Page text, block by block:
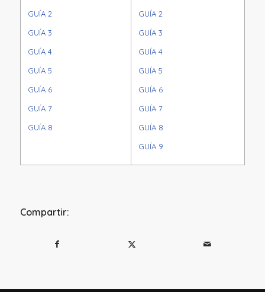
GUÍA 2
GUÍA 3
GUÍA 4
GUÍA 5
GUÍA 6
GUÍA 7
GUÍA 8
GUÍA 2
GUÍA 3
GUÍA 4
GUÍA 5
GUÍA 6
GUÍA 7
GUÍA 8
GUÍA 9
Compartir: